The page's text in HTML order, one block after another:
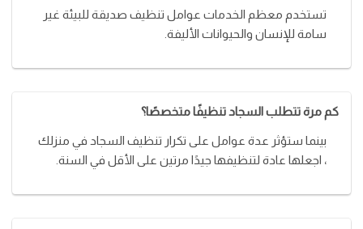
تستخدم معظم الخدمات عوامل تنظيف صديقة للبيئة غير
سامة للإنسان والحيوانات الأليفة.
كم مرة تتطلب السجاد تنظيفًا متخصصًا؟
بينما ستؤثر عدة عوامل على تكرار تنظيف السجاد في منزلك
، اجعلها عادة لتنظيفها جيدًا مرتين على الأقل في السنة.